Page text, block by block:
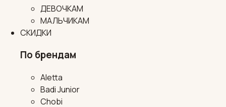
ДЕВОЧКАМ
МАЛЬЧИКАМ
СКИДКИ
По брендам
Aletta
Badi Junior
Chobi